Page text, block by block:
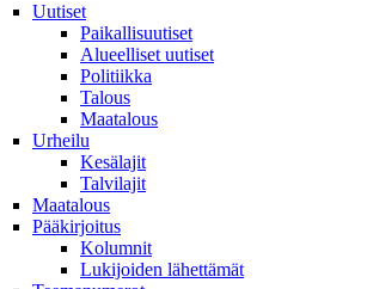
Uutiset
Paikallisuutiset
Alueelliset uutiset
Politiikka
Talous
Maatalous
Urheilu
Kesälajit
Talvilajit
Maatalous
Pääkirjoitus
Kolumnit
Lukijoiden lähettämät